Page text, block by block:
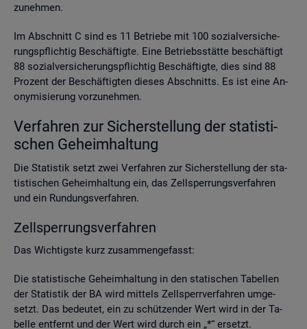
zu­neh­men.
Im Ab­schnitt C sind es 11 Be­trie­be mit 100 so­zi­al­ver­si­che­
rungs­pflich­tig Be­schäf­tig­te. Eine Be­triebs­stät­te be­schäf­tigt
88 so­zi­al­ver­si­che­rungs­pflich­tig Be­schäf­tig­te, dies sind 88
Pro­zent der Be­schäf­tig­ten die­ses Ab­schnitts. Es ist eine An­
ony­mi­sie­rung vor­zu­neh­men.
Ver­fah­ren zur Si­cher­stel­lung der sta­tis­ti­
schen Ge­heim­hal­tung
Die Sta­tis­tik setzt zwei Ver­fah­ren zur Si­cher­stel­lung der sta­
tis­ti­schen Ge­heim­hal­tung ein, das Zell­sper­rungs­ver­fah­ren
und ein Run­dungs­ver­fah­ren.
Zell­sper­rungs­ver­fah­ren
Das Wich­tigs­te kurz zu­sam­men­ge­fasst:
Die sta­tis­ti­sche Ge­heim­hal­tung in den sta­ti­schen Ta­bel­len
der Sta­tis­tik der BA wird mit­tels Zell­sperr­ver­fah­ren um­ge­
setzt. Das be­deu­tet, ein zu schüt­zen­der Wert wird in der Ta­
bel­le ent­fernt und der Wert wird durch ein „*“ er­setzt.